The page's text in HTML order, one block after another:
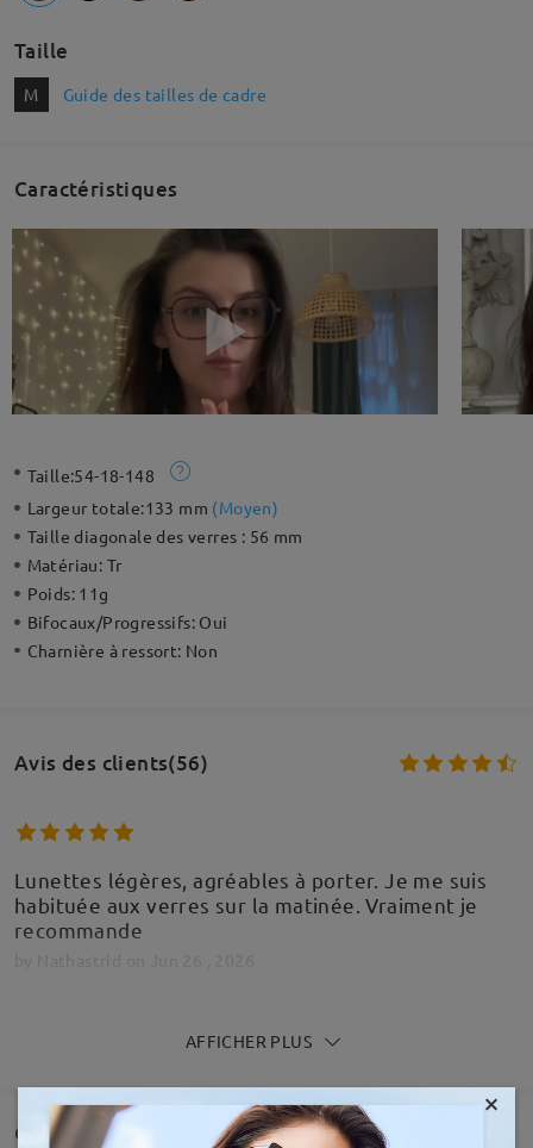
Taille
M Guide des tailles de cadre
Caractéristiques
Taille:54-18-148
Largeur totale:133 mm (Moyen)
Taille diagonale des verres : 56 mm
Matériau: Tr
Poids: 11g
Bifocaux/Progressifs: Oui
Charnière à ressort: Non
Avis des clients(56)
Lunettes légères, agréables à porter. Je me suis
habituée aux verres sur la matinée. Vraiment je
recommande
Bonjour J'ai beaucoup hésité avant de me lancer
car je voyais des vidéos sur Tiktok et je me
AFFICHER PLUS
Questions et réponses(2)
×